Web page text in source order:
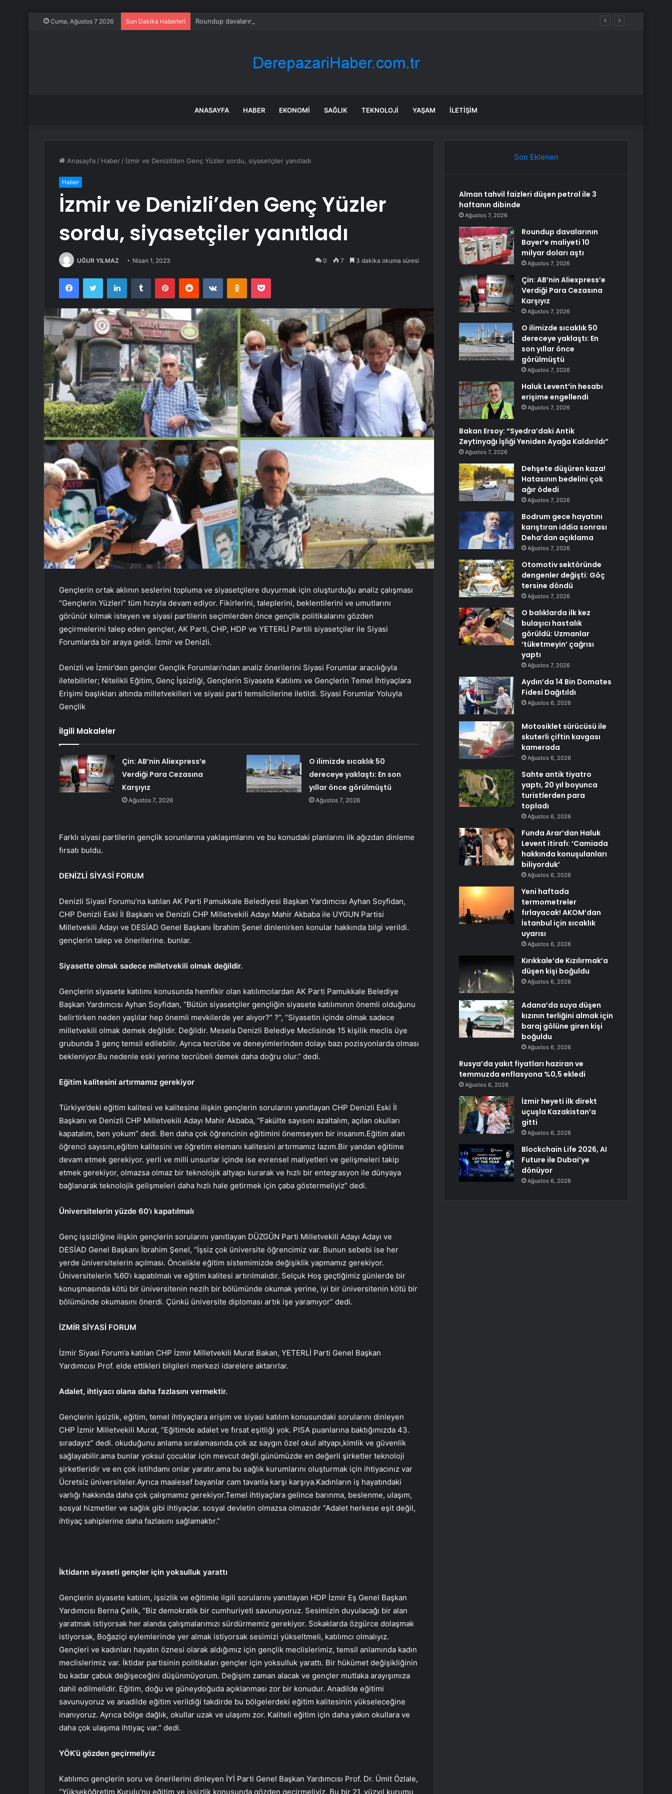
Cuma, Ağustos 7 2026 Son Dakika Haberleri Roundup davalarının Bayer’e maliyeti 10 milyar doları aştı
ANASAYFA HABER EKONOMI SAĞLIK TEKNOLOJI YAŞAM İLETIŞIM
Anasayfa / Haber / İzmir ve Denizli’den Genç Yüzler sordu, siyasetçiler yanıtladı
Haber
İzmir ve Denizli’den Genç Yüzler
sordu, siyasetçiler yanıtladı
UĞUR YILMAZ Nisan 1, 2023 0 7 3 dakika okuma süresi
FacebookTwitter LinkedInTumblr PinterestReddit VKontakteOdnoklassniki
Pocket
Gençlerin ortak aklının seslerini topluma ve siyasetçilere duyurmak için oluşturduğu analiz çalışması
“Gençlerin Yüzleri” tüm hızıyla devam ediyor. Fikirlerini, taleplerini, beklentilerini ve umutlarını
görünür kılmak isteyen ve siyasi partilerin seçimlerden önce gençlik politikalarını gözden
geçirmelerini talep eden gençler, AK Parti, CHP, HDP ve YETERLİ Partili siyasetçiler ile Siyasi
Forumlarda bir araya geldi. İzmir ve Denizli.
Denizli ve İzmir’den gençler Gençlik Forumları’ndan analiz önerilerini Siyasi Forumlar aracılığıyla
iletebilirler; Nitelikli Eğitim, Genç İşsizliği, Gençlerin Siyasete Katılımı ve Gençlerin Temel İhtiyaçlara
Erişimi başlıkları altında milletvekilleri ve siyasi parti temsilcilerine iletildi. Siyasi Forumlar Yoluyla
Gençlik
İlgili Makaleler
Çin: AB’nin Aliexpress’e
Verdiği Para Cezasına
Karşıyız
Ağustos 7, 2026
O ilimizde sıcaklık 50
dereceye yaklaştı: En son
yıllar önce görülmüştü
Ağustos 7, 2026
Farklı siyasi partilerin gençlik sorunlarına yaklaşımlarını ve bu konudaki planlarını ilk ağızdan dinleme
fırsatı buldu.
DENİZLİ SİYASİ FORUM
Denizli Siyasi Forumu’na katılan AK Parti Pamukkale Belediyesi Başkan Yardımcısı Ayhan Soyfidan,
CHP Denizli Eski İl Başkanı ve Denizli CHP Milletvekili Adayı Mahir Akbaba ile UYGUN Partisi
Milletvekili Adayı ve DESİAD Genel Başkanı İbrahim Şenel dinlenirken konular hakkında bilgi verildi.
gençlerin talep ve önerilerine. bunlar.
Siyasette olmak sadece milletvekili olmak değildir.
Gençlerin siyasete katılımı konusunda hemfikir olan katılımcılardan AK Parti Pamukkale Belediye
Başkan Yardımcısı Ayhan Soyfidan, “Bütün siyasetçiler gençliğin siyasete katılımının önemli olduğunu
belirtirken neden yaşlılar hep önemli mevkilerde yer alıyor?” ?”, “Siyasetin içinde olmak sadece
milletvekili olmak demek değildir. Değildir. Mesela Denizli Belediye Meclisinde 15 kişilik meclis üye
grubunda 3 genç temsil edilebilir. Ayrıca tecrübe ve deneyimlerinden dolayı bazı pozisyonlarda olması
bekleniyor.Bu nedenle eski yerine tecrübeli demek daha doğru olur.” dedi.
Eğitim kalitesini artırmamız gerekiyor
Türkiye’deki eğitim kalitesi ve kalitesine ilişkin gençlerin sorularını yanıtlayan CHP Denizli Eski İl
Başkanı ve Denizli CHP Milletvekili Adayı Mahir Akbaba, “Fakülte sayısını azaltalım, açılan okulları
kapatalım, ben yokum” dedi. Ben daha çok öğrencinin eğitimini önemseyen bir insanım.Eğitim alan
öğrenci sayısını,eğitim kalitesini ve öğretim elemanı kalitesini artırmamız lazım.Bir yandan eğitime
devam etmek gerekiyor. yerli ve milli unsurlar içinde ise evrensel maliyetleri ve gelişmeleri takip
etmek gerekiyor, olmazsa olmaz bir teknolojik altyapı kurarak ve hızlı bir entegrasyon ile dünyaya
bağlanarak teknolojik gelişmeleri daha hızlı hale getirmek için çaba göstermeliyiz” dedi.
Üniversitelerin yüzde 60’ı kapatılmalı
Genç işsizliğine ilişkin gençlerin sorularını yanıtlayan DÜZGÜN Parti Milletvekili Adayı Adayı ve
DESİAD Genel Başkanı İbrahim Şenel, “İşsiz çok üniversite öğrencimiz var. Bunun sebebi ise her
yerde üniversitelerin açılması. Öncelikle eğitim sistemimizde değişiklik yapmamız gerekiyor.
Üniversitelerin %60’ı kapatılmalı ve eğitim kalitesi artırılmalıdır. Selçuk Hoş geçtiğimiz günlerde bir
konuşmasında kötü bir üniversitenin nezih bir bölümünde okumak yerine, iyi bir üniversitenin kötü bir
bölümünde okumasını önerdi. Çünkü üniversite diploması artık işe yaramıyor” dedi.
İZMİR SİYASİ FORUM
İzmir Siyasi Forum’a katılan CHP İzmir Milletvekili Murat Bakan, YETERLİ Parti Genel Başkan
Yardımcısı Prof. elde ettikleri bilgileri merkezi idarelere aktarırlar.
Adalet, ihtiyacı olana daha fazlasını vermektir.
Gençlerin işsizlik, eğitim, temel ihtiyaçlara erişim ve siyasi katılım konusundaki sorularını dinleyen
CHP İzmir Milletvekili Murat, “Eğitimde adalet ve fırsat eşitliği yok. PISA puanlarına baktığımızda 43.
sıradayız” dedi. okuduğunu anlama sıralamasında.çok az saygın özel okul altyapı,kimlik ve güvenlik
sağlayabilir.ama bunlar yoksul çocuklar için mevcut değil.günümüzde en değerli şirketler teknoloji
şirketleridir ve en çok istihdamı onlar yaratır.ama bu sağlık kurumlarını oluşturmak için ihtiyacınız var
Ücretsiz üniversiteler.Ayrıca maalesef bayanlar cam tavanla karşı karşıya.Kadınların iş hayatındaki
varlığı hakkında daha çok çalışmamız gerekiyor.Temel ihtiyaçlara gelince barınma, beslenme, ulaşım,
sosyal hizmetler ve sağlık gibi ihtiyaçlar. sosyal devletin olmazsa olmazıdır “Adalet herkese eşit değil,
ihtiyaç sahiplerine daha fazlasını sağlamaktır.”
İktidarın siyaseti gençler için yoksulluk yarattı
Gençlerin siyasete katılım, işsizlik ve eğitimle ilgili sorularını yanıtlayan HDP İzmir Eş Genel Başkan
Yardımcısı Berna Çelik, “Biz demokratik bir cumhuriyeti savunuyoruz. Sesimizin duyulacağı bir alan
yaratmak istiyorsak her alanda çalışmalarımızı sürdürmemiz gerekiyor. Sokaklarda özgürce dolaşmak
istiyorsak, Boğaziçi eylemlerinde yer almak istiyorsak sesimizi yükseltmeli, katılımcı olmalıyız.
Gençleri ve kadınları hayatın öznesi olarak aldığımız için gençlik meclislerimiz, temsil anlamında kadın
meclislerimiz var. İktidar partisinin politikaları gençler için yoksulluk yarattı. Bir hükümet değişikliğinin
bu kadar çabuk değişeceğini düşünmüyorum. Değişim zaman alacak ve gençler mutlaka arayışımıza
dahil edilmelidir. Eğitim, doğu ve güneydoğuda açıklanması zor bir konudur. Anadilde eğitimi
savunuyoruz ve anadilde eğitim verildiği takdirde bu bölgelerdeki eğitim kalitesinin yükseleceğine
inanıyoruz. Ayrıca bölge dağlık, okullar uzak ve ulaşımı zor. Kaliteli eğitim için daha yakın okullara ve
daha çok ulaşıma ihtiyaç var.” dedi.
YÖK’ü gözden geçirmeliyiz
Katılımcı gençlerin soru ve önerilerini dinleyen İYİ Parti Genel Başkan Yardımcısı Prof. Dr. Ümit Özlale,
“Yükseköğretim Kurulu’nu eğitim ve işsizlik konusunda gözden geçirmeliyiz. Bu bir 21. yüzyıl kurumu
Son Eklenen
Alman tahvil faizleri düşen petrol ile 3
haftanın dibinde
Ağustos 7, 2026
Roundup davalarının
Bayer’e maliyeti 10
milyar doları aştı
Ağustos 7, 2026
Çin: AB’nin Aliexpress’e
Verdiği Para Cezasına
Karşıyız
Ağustos 7, 2026
O ilimizde sıcaklık 50
dereceye yaklaştı: En
son yıllar önce
görülmüştü
Ağustos 7, 2026
Haluk Levent’in hesabı
erişime engellendi
Ağustos 7, 2026
Bakan Ersoy: “Syedra’daki Antik
Zeytinyağı İşliği Yeniden Ayağa Kaldırıldı”
Ağustos 7, 2026
Dehşete düşüren kaza!
Hatasının bedelini çok
ağır ödedi
Ağustos 7, 2026
Bodrum gece hayatını
karıştıran iddia sonrası
Deha’dan açıklama
Ağustos 7, 2026
Otomotiv sektöründe
dengenler değişti: Göç
tersine döndü
Ağustos 7, 2026
O balıklarda ilk kez
bulaşıcı hastalık
görüldü: Uzmanlar
‘tüketmeyin’ çağrısı
yaptı
Ağustos 7, 2026
Aydın’da 14 Bin Domates
Fidesi Dağıtıldı
Ağustos 6, 2026
Motosiklet sürücüsü ile
skuterli çiftin kavgası
kamerada
Ağustos 6, 2026
Sahte antik tiyatro
yaptı, 20 yıl boyunca
turistlerden para
topladı
Ağustos 6, 2026
Funda Arar’dan Haluk
Levent itirafı: ‘Camiada
hakkında konuşulanları
biliyorduk’
Ağustos 6, 2026
Yeni haftada
termometreler
fırlayacak! AKOM’dan
İstanbul için sıcaklık
uyarısı
Ağustos 6, 2026
Kırıkkale’de Kızılırmak’a
düşen kişi boğuldu
Ağustos 6, 2026
Adana’da suya düşen
kızının terliğini almak için
baraj gölüne giren kişi
boğuldu
Ağustos 6, 2026
Rusya’da yakıt fiyatları haziran ve
temmuzda enflasyona %0,5 ekledi
Ağustos 6, 2026
İzmir heyeti ilk direkt
uçuşla Kazakistan’a
gitti
Ağustos 6, 2026
Blockchain Life 2026, AI
Future ile Dubai’ye
dönüyor
Ağustos 6, 2026